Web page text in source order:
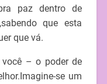
paz dentro de
que esta
que vá.
– o poder de
se um